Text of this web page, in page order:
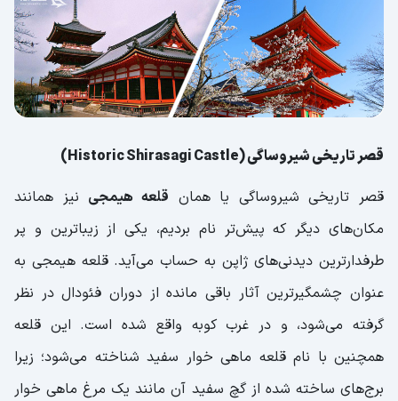
قصر تاریخی شیروساگی (Historic Shirasagi Castle)
قصر تاریخی شیروساگی یا همان قلعه هیمجی نیز همانند
مکان‌های دیگر که پیش‌تر نام بردیم، یکی از زیباترین و پر
طرفدارترین دیدنی‌های ژاپن به حساب می‌آید. قلعه هیمجی به
عنوان چشمگیرترین آثار باقی‌ مانده از دوران فئودال در نظر
گرفته می‌شود، و در غرب کوبه واقع شده است. این قلعه
همچنین با نام قلعه ماهی خوار سفید شناخته می‌شود؛ زیرا
برج‌‌های ساخته شده از گچ سفید آن مانند یک مرغ ماهی خوار